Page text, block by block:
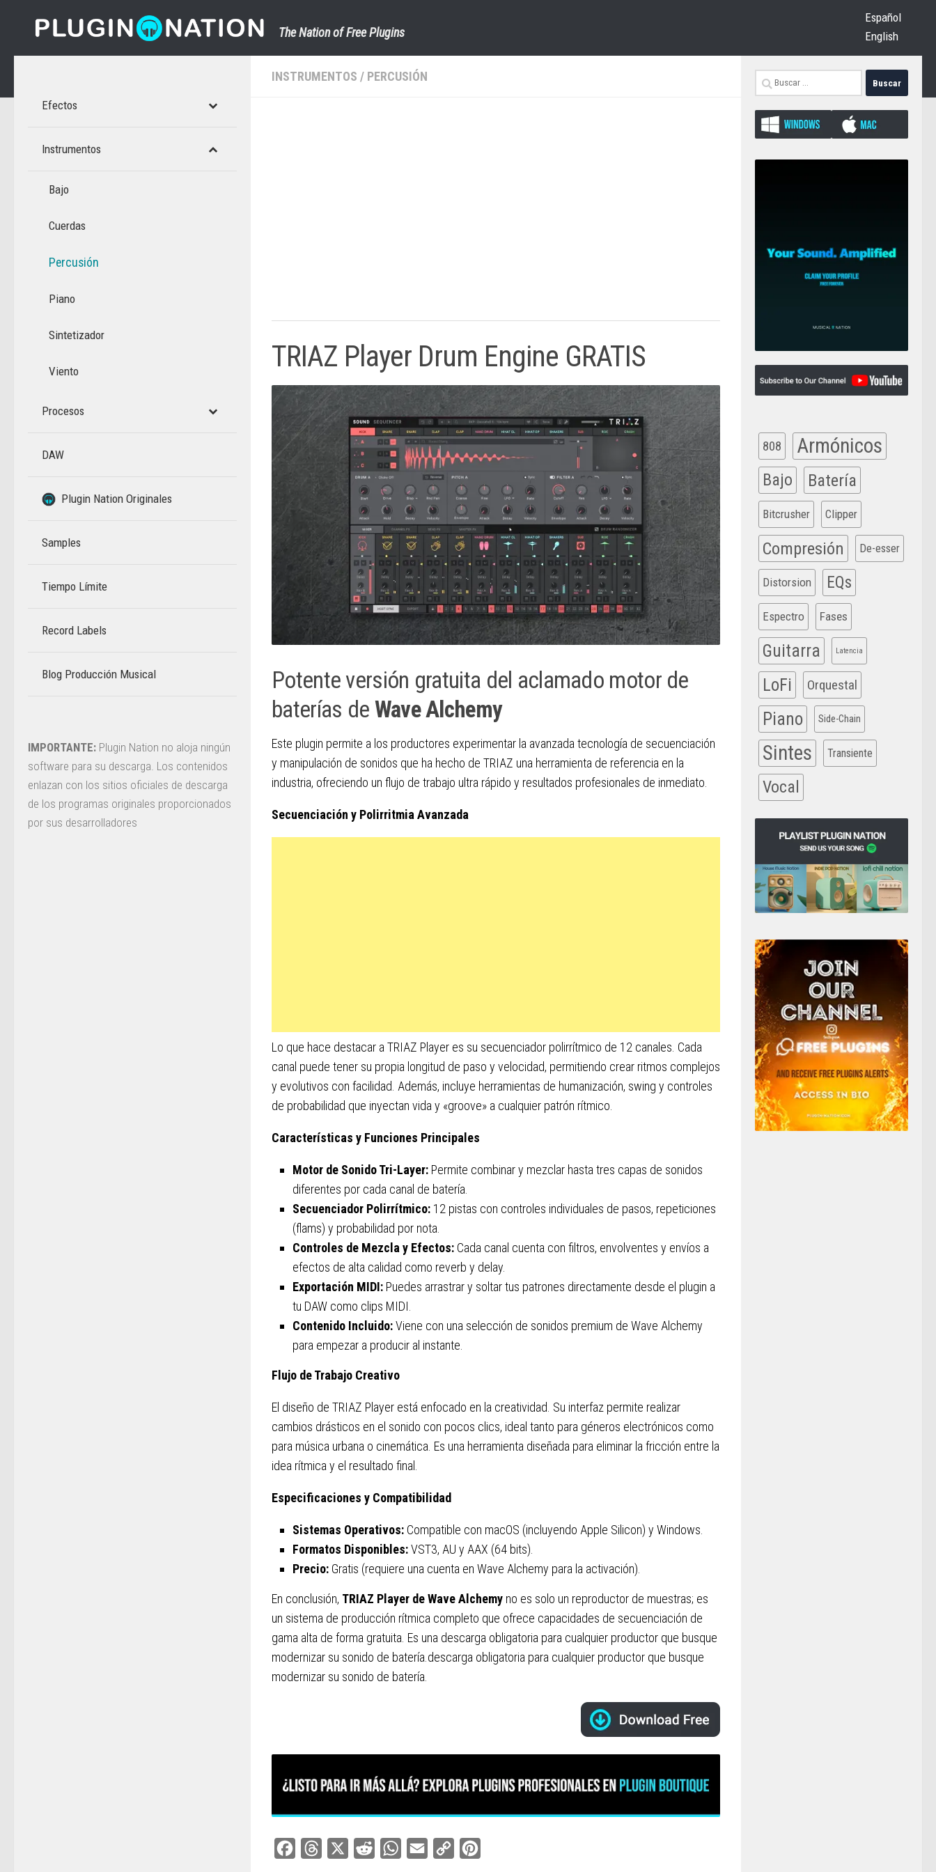
Saltar al contenido
The Nation of Free Plugins
Español
English
INSTRUMENTOS / PERCUSIÓN
TRIAZ Player Drum Engine GRATIS
Potente versión gratuita del aclamado motor de
baterías de Wave Alchemy
Este plugin permite a los productores experimentar la avanzada tecnología de secuenciación
y manipulación de sonidos que ha hecho de TRIAZ una herramienta de referencia en la
industria, ofreciendo un flujo de trabajo ultra rápido y resultados profesionales de inmediato.
Secuenciación y Polirritmia Avanzada
Lo que hace destacar a TRIAZ Player es su secuenciador polirrítmico de 12 canales. Cada
canal puede tener su propia longitud de paso y velocidad, permitiendo crear ritmos complejos
y evolutivos con facilidad. Además, incluye herramientas de humanización, swing y controles
de probabilidad que inyectan vida y «groove» a cualquier patrón rítmico.
Características y Funciones Principales
Motor de Sonido Tri-Layer: Permite combinar y mezclar hasta tres capas de sonidos
diferentes por cada canal de batería.
Secuenciador Polirrítmico: 12 pistas con controles individuales de pasos, repeticiones
(flams) y probabilidad por nota.
Controles de Mezcla y Efectos: Cada canal cuenta con filtros, envolventes y envíos a
efectos de alta calidad como reverb y delay.
Exportación MIDI: Puedes arrastrar y soltar tus patrones directamente desde el plugin a
tu DAW como clips MIDI.
Contenido Incluido:Viene con una selección de sonidos premium de Wave Alchemy
para empezar a producir al instante.
Flujo de Trabajo Creativo
El diseño de TRIAZ Player está enfocado en la creatividad. Su interfaz permite realizar
cambios drásticos en el sonido con pocos clics, ideal tanto para géneros electrónicos como
para música urbana o cinemática. Es una herramienta diseñada para eliminar la fricción entre la
idea rítmica y el resultado final.
Especificaciones y Compatibilidad
Sistemas Operativos: Compatible con macOS (incluyendo Apple Silicon) y Windows.
Formatos Disponibles:VST3, AU y AAX (64 bits).
Precio: Gratis (requiere una cuenta en Wave Alchemy para la activación).
En conclusión, TRIAZ Player de Wave Alchemy no es solo un reproductor de muestras; es
un sistema de producción rítmica completo que ofrece capacidades de secuenciación de
gama alta de forma gratuita. Es una descarga obligatoria para cualquier productor que busque
modernizar su sonido de batería.descarga obligatoria para cualquier productor que busque
modernizar su sonido de batería.
FacebookThreads Reddit WhatsApp
Email
Copy
Efectos
Instrumentos
Bajo
Cuerdas
Percusión
Piano
Sintetizador
Viento
Procesos
DAW
Plugin Nation Originales
–
Samples
Tiempo Límite
–
Record Labels
Blog Producción Musical
–
IMPORTANTE: Plugin Nation no aloja ningún
software para su descarga. Los contenidos
enlazan con los sitios oficiales de descarga
de los programas originales proporcionados
por sus desarrolladores
Buscar:
808 Armónicos
Bajo Batería
Bitcrusher Clipper
Compresión De-esser
Distorsion EQs
Espectro Fases
Guitarra Latencia
LoFi Orquestal
Piano Side-Chain
Sintes Transiente
Vocal